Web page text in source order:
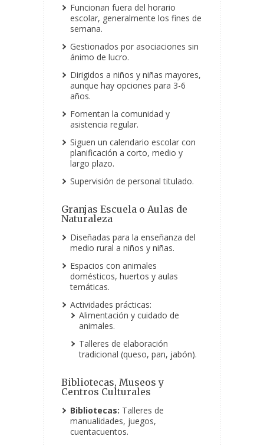
Funcionan fuera del horario
escolar, generalmente los fines de
semana.
Gestionados por asociaciones sin
ánimo de lucro.
Dirigidos a niños y niñas mayores,
aunque hay opciones para 3-6
años.
Fomentan la comunidad y
asistencia regular.
Siguen un calendario escolar con
planificación a corto, medio y
largo plazo.
Supervisión de personal titulado.
Granjas Escuela o Aulas de
Naturaleza
Diseñadas para la enseñanza del
medio rural a niños y niñas.
Espacios con animales
domésticos, huertos y aulas
temáticas.
Actividades prácticas:
Alimentación y cuidado de
animales.
Talleres de elaboración
tradicional (queso, pan, jabón).
Bibliotecas, Museos y
Centros Culturales
Bibliotecas: Talleres de
manualidades, juegos,
cuentacuentos.